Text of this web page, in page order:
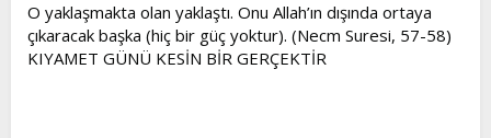
O yaklaşmakta olan yaklaştı. Onu Allah’ın dışında ortaya
çıkaracak başka (hiç bir güç yoktur). (Necm Suresi, 57-58)
KIYAMET GÜNÜ KESİN BİR GERÇEKTİR